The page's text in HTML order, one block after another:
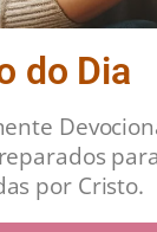
do Dia
por Cristo.